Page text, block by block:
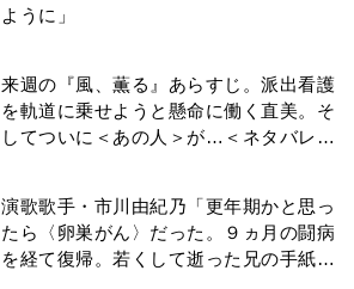
ように」
来週の『風、薫る』あらすじ。派出看護
を軌道に乗せようと懸命に働く直美。そ
してついに＜あの人＞が…＜ネタバレあ
演歌歌手・市川由紀乃「更年期かと思っ
たら〈卵巣がん〉だった。９ヵ月の闘病
を経て復帰。若くして逝った兄の手紙を